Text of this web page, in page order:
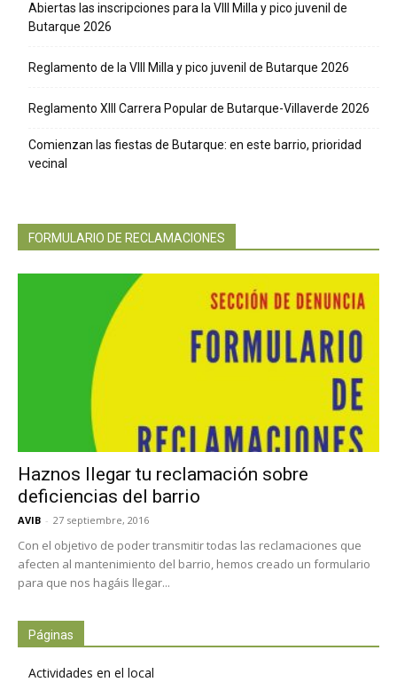
Butarque
Abiertas las inscripciones para la VIII Milla y pico juvenil de
Butarque 2026
Reglamento de la VIII Milla y pico juvenil de Butarque 2026
Reglamento XIII Carrera Popular de Butarque-Villaverde 2026
Comienzan las fiestas de Butarque: en este barrio, prioridad
vecinal
FORMULARIO DE RECLAMACIONES
Haznos llegar tu reclamación sobre
deficiencias del barrio
AVIB - 27 septiembre, 2016
Con el objetivo de poder transmitir todas las reclamaciones que
afecten al mantenimiento del barrio, hemos creado un formulario
para que nos hagáis llegar...
Páginas
Actividades en el local